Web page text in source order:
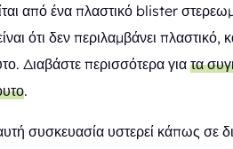
από ένα πλαστικό blister
ότι δεν περιλαμβάνει
Διαβάστε περισσότερα για τα
.
συσκευασία υστερεί κάπως σε